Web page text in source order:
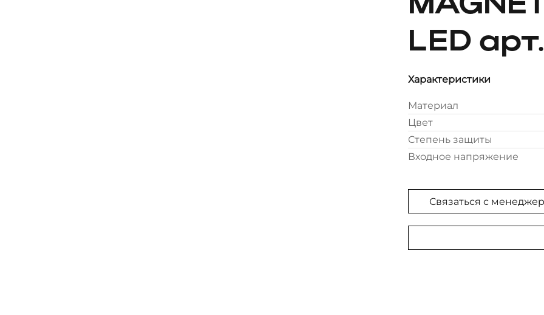
LED
Характеристики
Материал
Цвет
Степень защиты
Входное напряжение
Связаться с